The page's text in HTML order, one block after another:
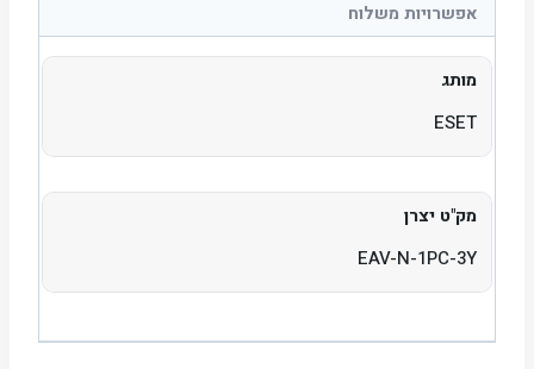
אפשרויות משלוח
מותג
ESET
מק"ט יצרן
EAV-N-1PC-3Y